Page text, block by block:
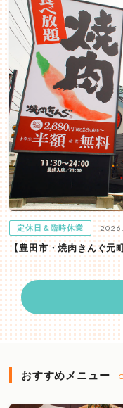
定休日＆臨時休業
【豊田市・焼肉きんぐ元
おすすめメニュー